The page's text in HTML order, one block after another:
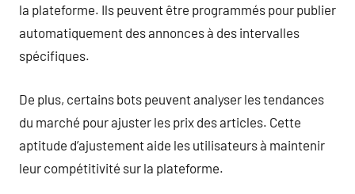
la plateforme. Ils peuvent être programmés pour publier
automatiquement des annonces à des intervalles
spécifiques.
De plus, certains bots peuvent analyser les tendances
du marché pour ajuster les prix des articles. Cette
aptitude d’ajustement aide les utilisateurs à maintenir
leur compétitivité sur la plateforme.